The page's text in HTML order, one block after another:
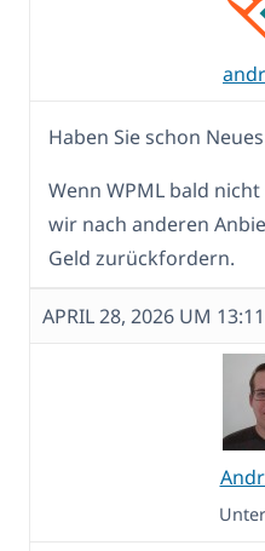
Haben Sie schon
Wenn WPML bald
wir nach anderen
Geld zurückfordern.
APRIL 28, 2026 UM 13:11